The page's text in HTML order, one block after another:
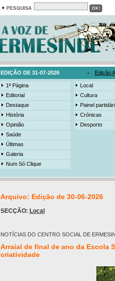
EDIÇÃO DE 31-07-2026 Edição
1ª Página
Editorial
Destaque
História
Opinião
Saúde
Últimas
Galeria
Num Só Clique
Local
Cultura
Painel
Crónicas
Desporto
Arquivo: Edição de 30-06-2026
SECÇÃO: Local
NOTÍCIAS DO CENTRO SOCIAL DE
Arraial de final de ano da Escola
criatividade